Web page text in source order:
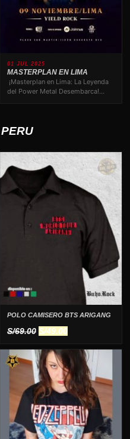
01 JUL 2025
MASTERPLAN EN LIMA
¡Masterplan en Lima: La Leyenda
del Power Metal Desembarca!
POLO CAMISERO BTS ARIGANG
S/69.00 El
original
era:
S/69.00.
S/49.00El
actual
es:
S/49.00.